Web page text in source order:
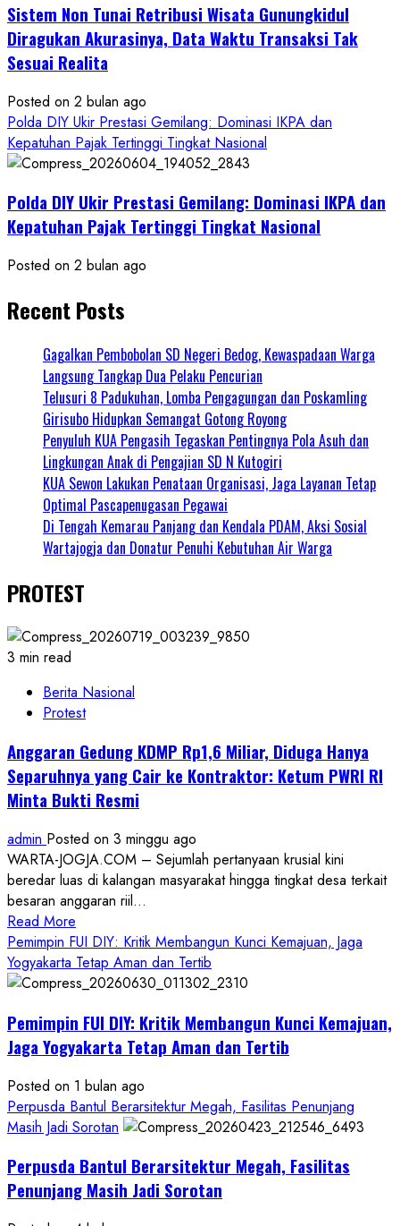
Sistem Non Tunai Retribusi Wisata Gunungkidul
Diragukan Akurasinya, Data Waktu Transaksi Tak
Sesuai Realita
Posted on 2 bulan ago
Polda DIY Ukir Prestasi Gemilang: Dominasi IKPA dan
Kepatuhan Pajak Tertinggi Tingkat Nasional
Polda DIY Ukir Prestasi Gemilang: Dominasi IKPA dan
Kepatuhan Pajak Tertinggi Tingkat Nasional
Posted on 2 bulan ago
Recent Posts
Gagalkan Pembobolan SD Negeri Bedog, Kewaspadaan Warga
Langsung Tangkap Dua Pelaku Pencurian
Telusuri 8 Padukuhan, Lomba Pengagungan dan Poskamling
Girisubo Hidupkan Semangat Gotong Royong
Penyuluh KUA Pengasih Tegaskan Pentingnya Pola Asuh dan
Lingkungan Anak di Pengajian SD N Kutogiri
KUA Sewon Lakukan Penataan Organisasi, Jaga Layanan Tetap
Optimal Pascapenugasan Pegawai
Di Tengah Kemarau Panjang dan Kendala PDAM, Aksi Sosial
Wartajogja dan Donatur Penuhi Kebutuhan Air Warga
PROTEST
3 min read
Berita Nasional
Protest
Anggaran Gedung KDMP Rp1,6 Miliar, Diduga Hanya
Separuhnya yang Cair ke Kontraktor: Ketum PWRI RI
Minta Bukti Resmi
admin Posted on 3 minggu ago
WARTA-JOGJA.COM – Sejumlah pertanyaan krusial kini
beredar luas di kalangan masyarakat hingga tingkat desa terkait
besaran anggaran riil...
Read More
more
about
Anggaran
KDMP
Rp1,6
Diduga
Hanya
Separuhnya
Cair
ke
Pemimpin FUI DIY: Kritik Membangun Kunci Kemajuan, Jaga
Yogyakarta Tetap Aman dan Tertib
Pemimpin FUI DIY: Kritik Membangun Kunci Kemajuan,
Jaga Yogyakarta Tetap Aman dan Tertib
Posted on 1 bulan ago
Perpusda Bantul Berarsitektur Megah, Fasilitas Penunjang
Masih Jadi Sorotan
Perpusda Bantul Berarsitektur Megah, Fasilitas
Penunjang Masih Jadi Sorotan